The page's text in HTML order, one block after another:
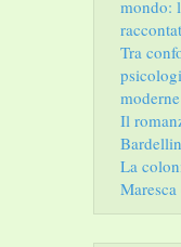
mondo:
Tra
moderne
Il
La